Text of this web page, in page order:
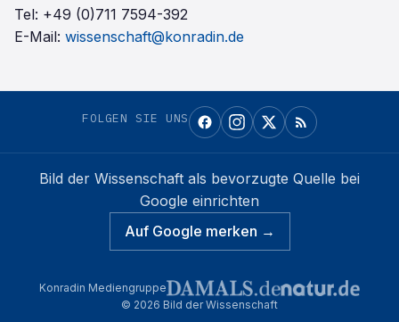
Tel: +49 (0)711 7594-392
E-Mail: wissenschaft@konradin.de
FOLGEN SIE UNS
Bild der Wissenschaft als bevorzugte Quelle bei
Google einrichten
Auf Google merken →
Konradin Mediengruppe
© 2026 Bild der Wissenschaft